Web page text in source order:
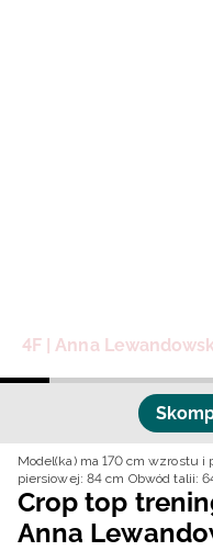
4F | Anna
Model(ka) ma 170 cm wzrostu i
piersiowej: 84 cm Obwód talii:
Crop top
Anna